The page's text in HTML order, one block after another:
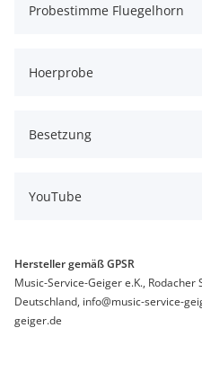
Probestimme Fluegelhorn
Hoerprobe
Besetzung
YouTube
Hersteller gemäß GPSR
Music-Service-Geiger e.K., Rodacher
Deutschland, info@music-service-
geiger.de